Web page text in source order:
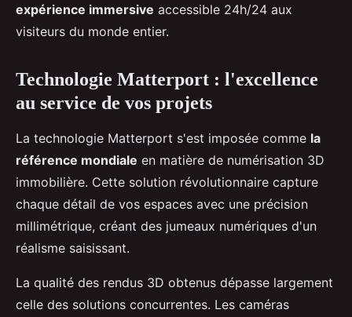
expérience immersive accessible 24h/24 aux
visiteurs du monde entier.
Technologie Matterport : l'excellence
au service de vos projets
La technologie Matterport s'est imposée comme la
référence mondiale en matière de numérisation 3D
immobilière. Cette solution révolutionnaire capture
chaque détail de vos espaces avec une précision
millimétrique, créant des jumeaux numériques d'un
réalisme saisissant.
La qualité des rendus 3D obtenus dépasse largement
celle des solutions concurrentes. Les caméras